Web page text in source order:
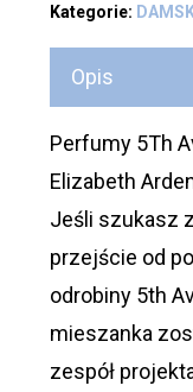
Kategorie:
Opis
Perfumy 5Th
Elizabeth
Jeśli szukasz
przejście od
odrobiny 5th
mieszanka
zespół